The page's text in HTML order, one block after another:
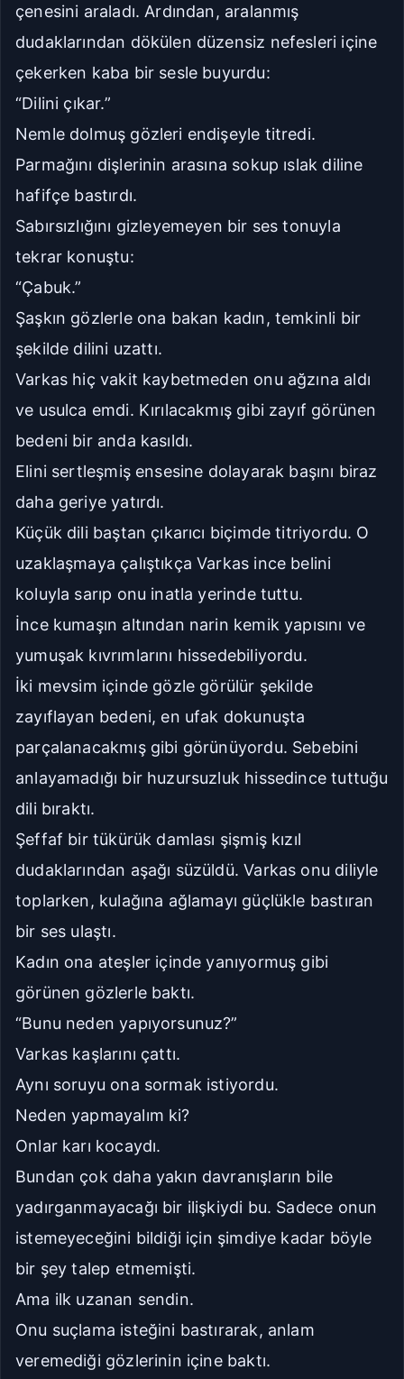
çenesini araladı. Ardından, aralanmış
dudaklarından dökülen düzensiz nefesleri içine
çekerken kaba bir sesle buyurdu:
“Dilini çıkar.”
Nemle dolmuş gözleri endişeyle titredi.
Parmağını dişlerinin arasına sokup ıslak diline
hafifçe bastırdı.
Sabırsızlığını gizleyemeyen bir ses tonuyla
tekrar konuştu:
“Çabuk.”
Şaşkın gözlerle ona bakan kadın, temkinli bir
şekilde dilini uzattı.
Varkas hiç vakit kaybetmeden onu ağzına aldı
ve usulca emdi. Kırılacakmış gibi zayıf görünen
bedeni bir anda kasıldı.
Elini sertleşmiş ensesine dolayarak başını biraz
daha geriye yatırdı.
Küçük dili baştan çıkarıcı biçimde titriyordu. O
uzaklaşmaya çalıştıkça Varkas ince belini
koluyla sarıp onu inatla yerinde tuttu.
İnce kumaşın altından narin kemik yapısını ve
yumuşak kıvrımlarını hissedebiliyordu.
İki mevsim içinde gözle görülür şekilde
zayıflayan bedeni, en ufak dokunuşta
parçalanacakmış gibi görünüyordu. Sebebini
anlayamadığı bir huzursuzluk hissedince tuttuğu
dili bıraktı.
Şeffaf bir tükürük damlası şişmiş kızıl
dudaklarından aşağı süzüldü. Varkas onu diliyle
toplarken, kulağına ağlamayı güçlükle bastıran
bir ses ulaştı.
Kadın ona ateşler içinde yanıyormuş gibi
görünen gözlerle baktı.
“Bunu neden yapıyorsunuz?”
Varkas kaşlarını çattı.
Aynı soruyu ona sormak istiyordu.
Neden yapmayalım ki?
Onlar karı kocaydı.
Bundan çok daha yakın davranışların bile
yadırganmayacağı bir ilişkiydi bu. Sadece onun
istemeyeceğini bildiği için şimdiye kadar böyle
bir şey talep etmemişti.
Ama ilk uzanan sendin.
Onu suçlama isteğini bastırarak, anlam
veremediği gözlerinin içine baktı.